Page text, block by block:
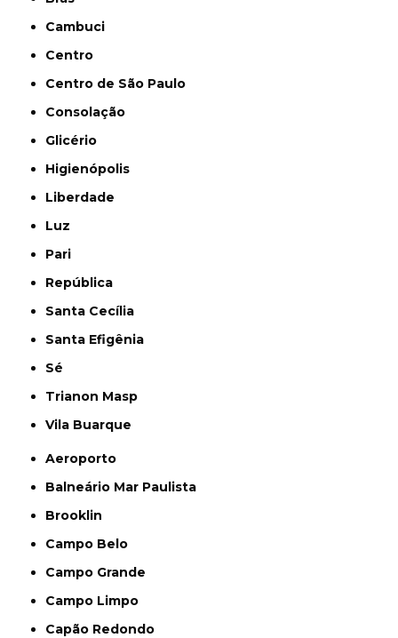
Cambuci
Centro
Centro de São Paulo
Consolação
Glicério
Higienópolis
Liberdade
Luz
Pari
República
Santa Cecília
Santa Efigênia
Sé
Trianon Masp
Vila Buarque
Aeroporto
Balneário Mar Paulista
Brooklin
Campo Belo
Campo Grande
Campo Limpo
Capão Redondo